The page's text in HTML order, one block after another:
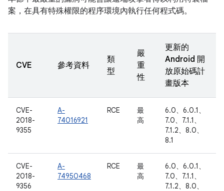
案，在具有特殊權限的程序環境內執行任何程式碼。
CVE 參考資料
類
型
嚴
重
性
更新的
Android 開
放原始碼計
畫版本
CVE-
2018-
9355
A-
74016921
RCE
最
高
6.0、6.0.1、
7.0、7.1.1、
7.1.2、8.0、
8.1
CVE-
2018-
9356
A-
74950468
RCE
最
高
6.0、6.0.1、
7.0、7.1.1、
7.1.2、8.0、